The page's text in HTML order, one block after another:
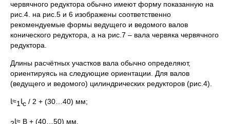
червячного редуктора обычно имеют форму показанную на
рис.4. на рис.5 и 6 изображены соответственно
рекомендуемые формы ведущего и ведомого валов
конического редуктора, а на рис.7 – вала червяка червячного
редуктора.
Длины расчётных участков вала обычно определяют,
ориентируясь на следующие ориентации. Для валов
(ведущего и ведомого) цилиндрических редукторов (рис.4).
ﺎ 1≈ﺎ с / 2 + (30…40) мм;
ﺎ≈ В + (40…50) мм.